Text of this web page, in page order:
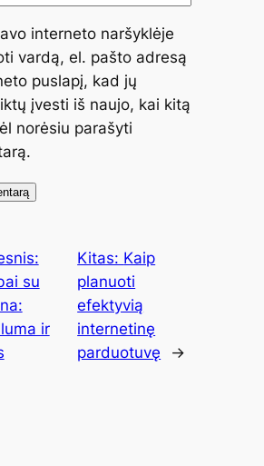
interneto naršyklėje
vardą, el. pašto adresą
puslapį, kad jų
įvesti iš naujo, kai kitą
norėsiu parašyti
su
ir
Kitas: Kaip
planuoti
efektyvią
internetinę
parduotuvę
→